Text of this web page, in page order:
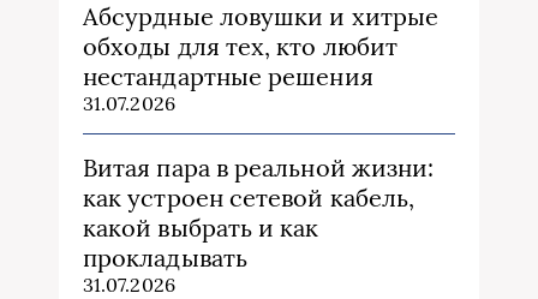
Абсурдные ловушки и хитрые
обходы для тех, кто любит
нестандартные решения
31.07.2026
Витая пара в реальной жизни:
как устроен сетевой кабель,
какой выбрать и как
прокладывать
31.07.2026